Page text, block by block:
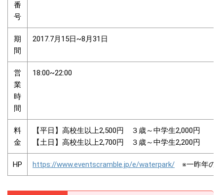
番
号
期
間
2017.7月15日~8月31日
営
業
時
間
18:00~22:00
料
金
【平日】高校生以上2,500円
３歳～中学生2,000円
【土日】高校生以上2,700円
３歳～中学生2,200円
HP https://www.eventscramble.jp/e/waterpark/ ※一昨年の